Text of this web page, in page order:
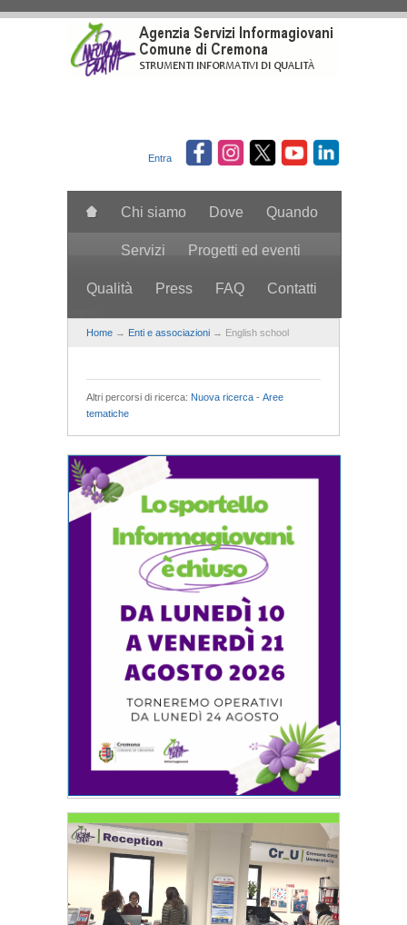
Entra
Chi siamo Dove Quando
Servizi Progetti ed eventi
Qualità Press FAQ Contatti
Home → Enti e associazioni → English school
Altri percorsi di ricerca: Nuova ricerca - Aree
tematiche